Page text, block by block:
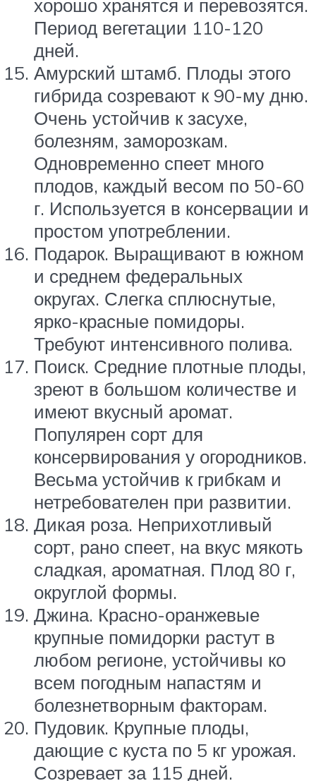
хорошо хранятся и перевозятся.
Период вегетации 110-120
дней.
Амурский штамб. Плоды этого
гибрида созревают к 90-му дню.
Очень устойчив к засухе,
болезням, заморозкам.
Одновременно спеет много
плодов, каждый весом по 50-60
г. Используется в консервации и
простом употреблении.
Подарок. Выращивают в южном
и среднем федеральных
округах. Слегка сплюснутые,
ярко-красные помидоры.
Требуют интенсивного полива.
Поиск. Средние плотные плоды,
зреют в большом количестве и
имеют вкусный аромат.
Популярен сорт для
консервирования у огородников.
Весьма устойчив к грибкам и
нетребователен при развитии.
Дикая роза. Неприхотливый
сорт, рано спеет, на вкус мякоть
сладкая, ароматная. Плод 80 г,
округлой формы.
Джина. Красно-оранжевые
крупные помидорки растут в
любом регионе, устойчивы ко
всем погодным напастям и
болезнетворным факторам.
Пудовик. Крупные плоды,
дающие с куста по 5 кг урожая.
Созревает за 115 дней.